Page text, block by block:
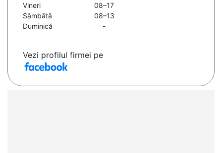
Vineri
08–17
Sâmbătă
08–13
Duminică
-
Vezi profilul firmei pe